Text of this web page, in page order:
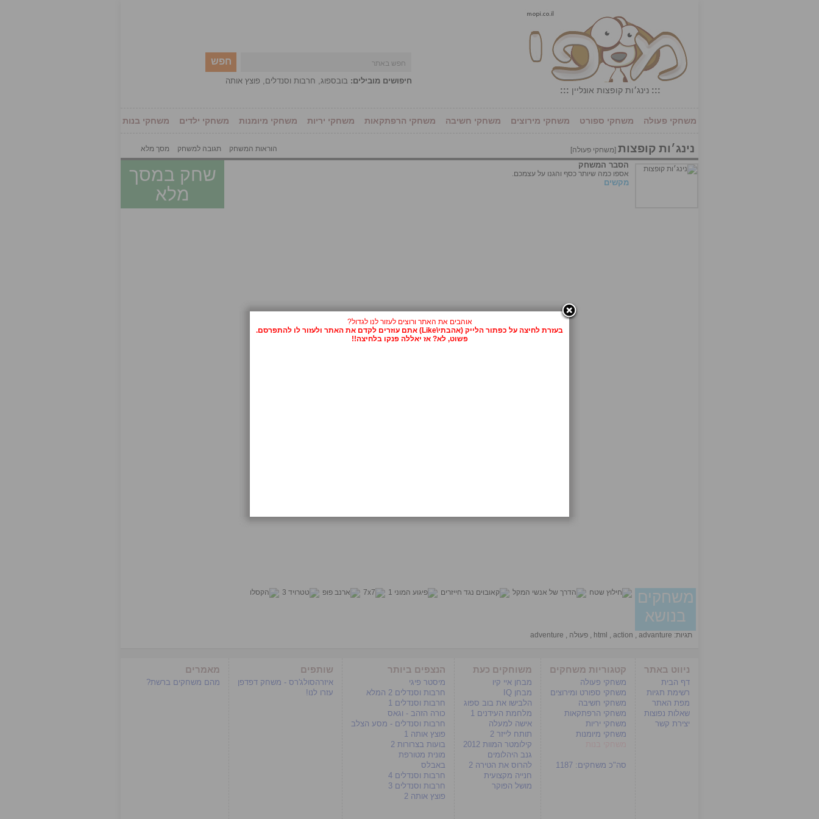
:::נינג׳ות קופצות אונליין :::
חפש
חיפושים מובילים: בובספוג, חרבות וסנדלים, פוצץ אותה
משחקי פעולה משחקי ספורט משחקי מירוצים משחקי חשיבה משחקי הרפתקאות משחקי יריות משחקי מיומנות משחקי ילדים משחקי בנות
נינג׳ות קופצות [משחקי פעולה] מסך מלא תגובה למשחק הוראות המשחק
הסבר המשחק
אספו כמה שיותר כסף והגנו על עצמכם.
מקשים
שחק במסך
מלא
משחקים
בנושא
תגיות: html , action , advanture
, פעולה ,
adventure
ניווט באתר
דף הבית
רשימת תגיות
מפת האתר
שאלות נפוצות
יצירת קשר
קטגוריות משחקים
משחקי פעולה
משחקי ספורט ומירוצים
משחקי חשיבה
משחקי הרפתקאות
משחקי יריות
משחקי מיומנות
סה"כ משחקים: 1187
משוחקים כעת
מבחן איי קיו
מבחן IQ
הלבישו את בוב ספוג
מלחמת העידנים 1
אישה למעלה
תותח לייזר 2
קילומטר המוות 2012
גנב היהלומים
להרוס את הטירה 2
חנייה מקצועית
מושל הפוקר
הנצפים ביותר
מיסטר פיגי
חרבות וסנדלים 2 המלא
חרבות וסנדלים 1
כורה הזהב - וגאס
חרבות וסנדלים - מסע הצלב
פוצץ אותה 1
בועות בצרורות 2
מונית מטורפת
באבלס
חרבות וסנדלים 4
חרבות וסנדלים 3
פוצץ אותה 2
שותפים
איזרהסולג'רס - משחק דפדפן
עזרו לנו!
מאמרים
מהם משחקים ברשת?
אוהבים את האתר ורוצים לעזור לנו לגדול?
בעזרת לחיצה על כפתור הלייק (אהבתי\Like) אתם עוזרים לקדם את האתר ולעזור לו להתפרסם.
פשוט, לא? אז יאללה פנקו בלחיצה!!